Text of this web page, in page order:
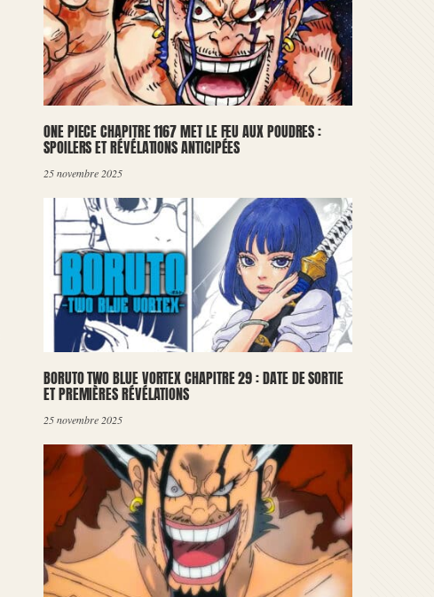
ONE PIECE CHAPITRE 1167 MET LE FEU AUX POUDRES :
SPOILERS ET RÉVÉLATIONS ANTICIPÉES
25 novembre 2025
BORUTO TWO BLUE VORTEX CHAPITRE 29 : DATE DE SORTIE
ET PREMIÈRES RÉVÉLATIONS
25 novembre 2025